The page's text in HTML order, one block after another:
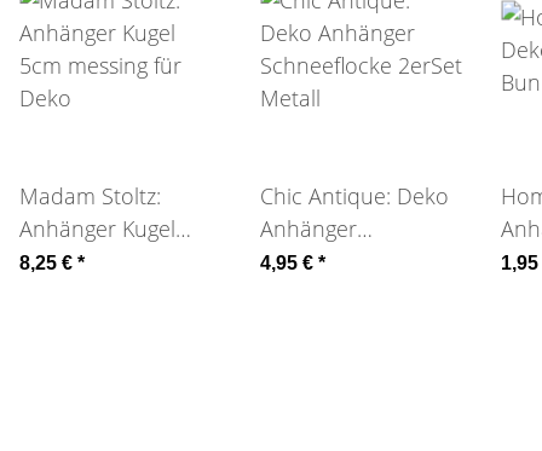
Madam Stoltz:
Anhänger Kugel
5cm messing für
8,25 € *
Chic Antique: Deko
Anhänger
Schneeflocke 2erSet
4,95 € *